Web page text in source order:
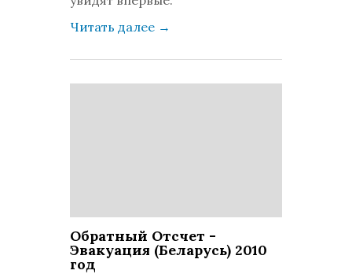
Читать далее →
Обратный Отсчет -
Эвакуация (Беларусь) 2010
год